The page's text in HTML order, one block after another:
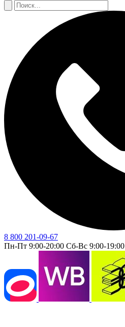
8 800 201-09-67
Пн-Пт 9:00-20:00 Сб-Вс 9:00-19:00